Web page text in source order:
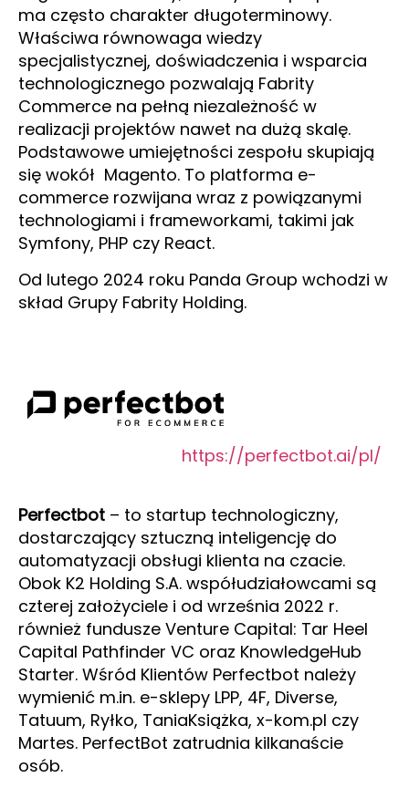
ma często charakter długoterminowy.
Właściwa równowaga wiedzy
specjalistycznej, doświadczenia i wsparcia
technologicznego pozwalają Fabrity
Commerce na pełną niezależność w
realizacji projektów nawet na dużą skalę.
Podstawowe umiejętności zespołu skupiają
się wokół Magento. To platforma e-
commerce rozwijana wraz z powiązanymi
technologiami i frameworkami, takimi jak
Symfony, PHP czy React.
Od lutego 2024 roku Panda Group wchodzi w
skład Grupy Fabrity Holding.
https://perfectbot.ai/pl/
Perfectbot – to startup technologiczny,
dostarczający sztuczną inteligencję do
automatyzacji obsługi klienta na czacie.
Obok K2 Holding S.A. współudziałowcami są
czterej założyciele i od września 2022 r.
również fundusze Venture Capital: Tar Heel
Capital Pathfinder VC oraz KnowledgeHub
Starter. Wśród Klientów Perfectbot należy
wymienić m.in. e-sklepy LPP, 4F, Diverse,
Tatuum, Ryłko, TaniaKsiążka, x-kom.pl czy
Martes. PerfectBot zatrudnia kilkanaście
osób.